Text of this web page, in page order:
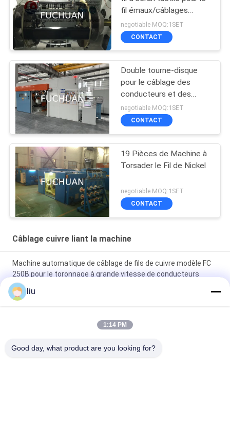
fil émaux/câblages
cuivre nus
negotiable MOQ:1SET
CONTACT
Double tourne-disque
pour le câblage des
conducteurs et des
noyaux de câbles
negotiable MOQ:1SET
CONTACT
19 Pièces de Machine à
Torsader le Fil de Nickel
negotiable MOQ:1SET
CONTACT
Câblage cuivre liant la machine
Machine automatique de câblage de fils de cuivre modèle FC
250B pour le toronnage à grande vitesse de conducteurs
ultrafins
Fuchuan 800 machine à câble de cuivre à haute vitesse à
grande vitesse automatique Fuchuan FC-800
liu
1:14 PM
Good day, what product are you looking for?